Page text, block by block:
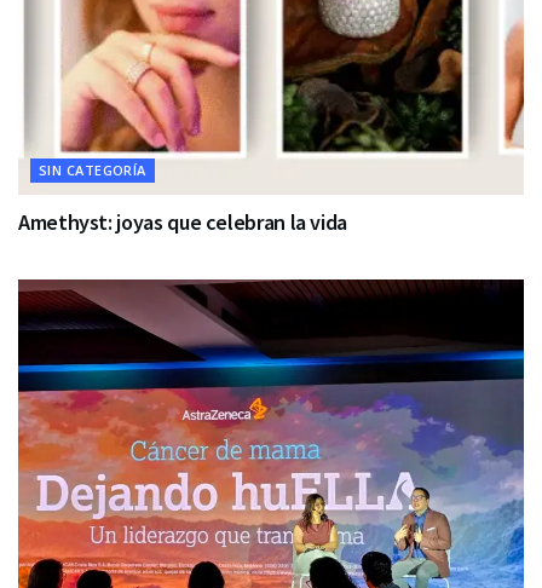
SIN CATEGORÍA
Amethyst: joyas que celebran la vida